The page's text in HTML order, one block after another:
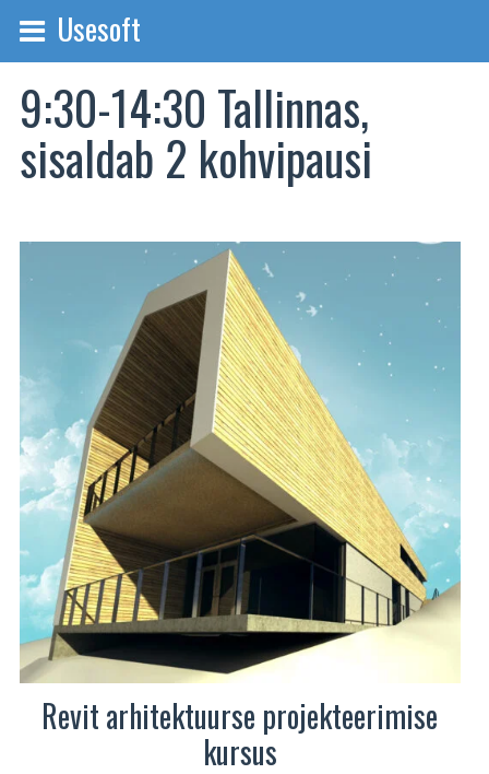
Usesoft
9:30-14:30 Tallinnas,
sisaldab 2 kohvipausi
Revit arhitektuurse projekteerimise
kursus